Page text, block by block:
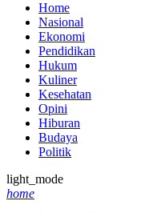
Home
Nasional
Ekonomi
Pendidikan
Hukum
Kuliner
Kesehatan
Opini
Hiburan
Budaya
Politik
light_mode
home